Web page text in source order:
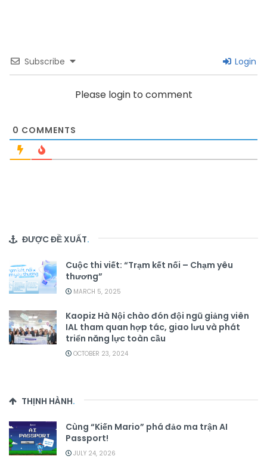
Subscribe Login
Please login to comment
0 COMMENTS
ĐƯỢC ĐỀ XUẤT.
Cuộc thi viết: “Trạm kết nối – Chạm yêu
thương”
MARCH 5, 2025
Kaopiz Hà Nội chào đón đội ngũ giảng viên
IAL tham quan hợp tác, giao lưu và phát
triển năng lực toàn cầu
OCTOBER 23, 2024
THỊNH HÀNH.
Cùng “Kiến Mario” phá đảo ma trận AI
Passport!
JULY 24, 2026